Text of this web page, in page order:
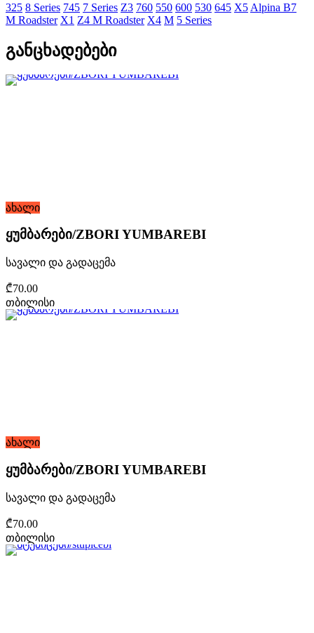
325 8 Series 745 7 Series Z3 760 550 600 530 645 X5 Alpina B7
M Roadster X1 Z4 M Roadster X4 M 5 Series
განცხადებები
ახალი
ყუმბარები/ZBORI YUMBAREBI
სავალი და გადაცემა
₾70.00
თბილისი
ახალი
ყუმბარები/ZBORI YUMBAREBI
სავალი და გადაცემა
₾70.00
თბილისი